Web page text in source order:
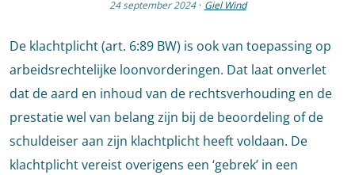
24 september 2024 · Giel Wind
De klachtplicht (art. 6:89 BW) is ook van toepassing op
arbeidsrechtelijke loonvorderingen. Dat laat onverlet
dat de aard en inhoud van de rechtsverhouding en de
prestatie wel van belang zijn bij de beoordeling of de
schuldeiser aan zijn klachtplicht heeft voldaan. De
klachtplicht vereist overigens een ‘gebrek’ in een